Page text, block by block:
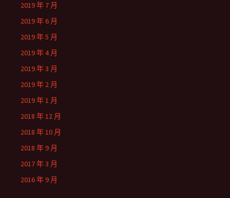
2019 年 7 月
2019 年 6 月
2019 年 5 月
2019 年 4 月
2019 年 3 月
2019 年 2 月
2019 年 1 月
2018 年 12 月
2018 年 10 月
2018 年 9 月
2017 年 3 月
2016 年 9 月